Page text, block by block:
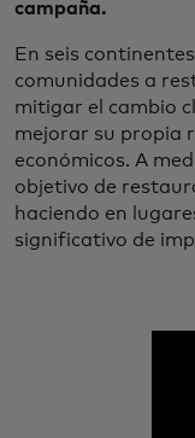
campaña.
En seis
comunidades a
mitigar el cambio
mejorar su propia
económicos. A
objetivo de
haciendo en
significativo de